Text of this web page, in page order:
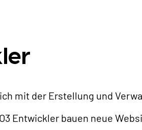
mit der Erstellung und
Entwickler bauen neue